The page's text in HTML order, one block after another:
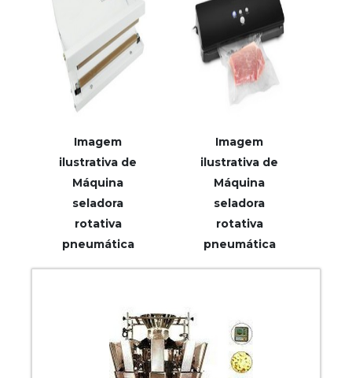
Imagem
ilustrativa de
Máquina
seladora
rotativa
pneumática
Imagem
ilustrativa de
Máquina
seladora
rotativa
pneumática